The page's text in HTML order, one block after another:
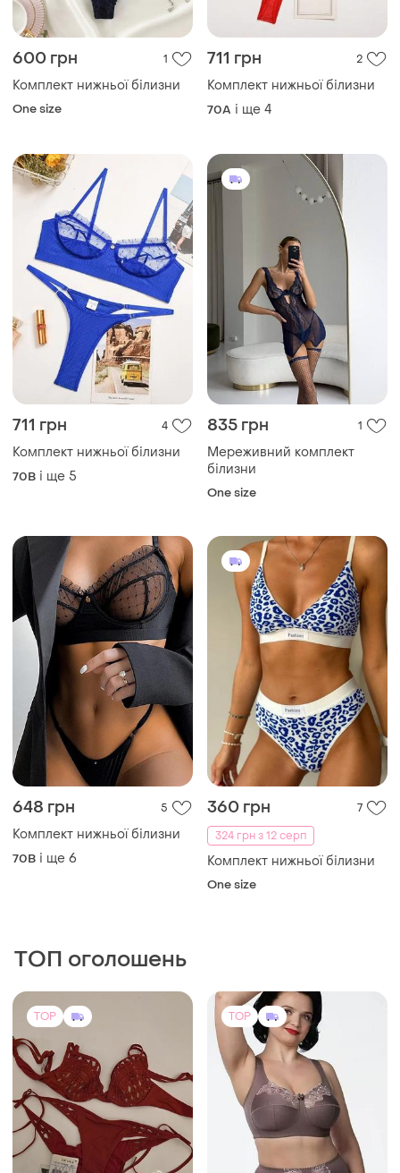
600 грн 1
Комплект нижньої білизни
One size
711 грн 2
Комплект нижньої білизни
70A і ще 4
711 грн 4
Комплект нижньої білизни
70B і ще 5
835 грн 1
Мереживний комплект
білизни
One size
648 грн 5
Комплект нижньої білизни
70B і ще 6
360 грн
7
324 грн з 12 серп
Комплект нижньої білизни
One size
ТОП оголошень
TOP TOP